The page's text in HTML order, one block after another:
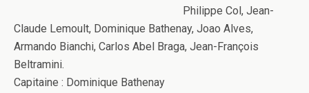
Philippe Col, Jean-
Claude Lemoult, Dominique Bathenay, Joao Alves,
Armando Bianchi, Carlos Abel Braga, Jean-François
Beltramini.
Capitaine : Dominique Bathenay